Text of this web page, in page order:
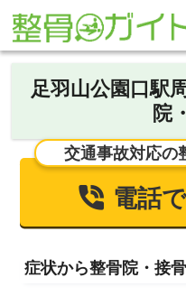
足羽山公園口駅
院
交通事故対応の
電話
症状から整骨院・接